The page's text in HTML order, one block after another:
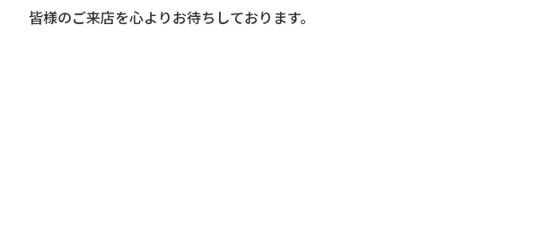
皆様のご来店を心よりお待ちしております。